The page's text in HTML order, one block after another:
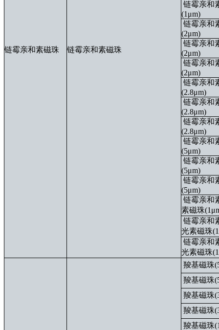
链霉亲和素磁珠 链霉亲和素磁珠
链霉亲和
(1μm)
链霉亲和
(2μm)
链霉亲和
(2μm)
链霉亲和
(2μm)
链霉亲和
(2.8μm)
链霉亲和
(2.8μm)
链霉亲和
(2.8μm)
链霉亲和
(5μm)
链霉亲和
(5μm)
链霉亲和
(5μm)
链霉亲和
素磁珠
链霉亲和
光素磁珠
链霉亲和
光素磁珠
羧基磁珠
羧基磁珠
羧基磁珠
羧基磁珠
羧基磁珠